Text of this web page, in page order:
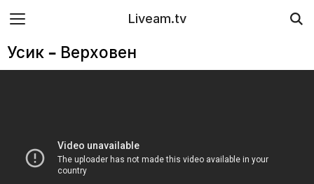
Liveam.tv
Усик – Верховен